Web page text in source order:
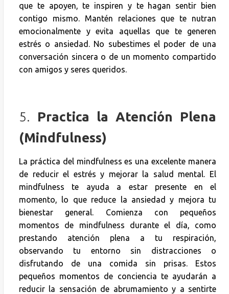
que te apoyen, te inspiren y te hagan sentir bien
contigo mismo. Mantén relaciones que te nutran
emocionalmente y evita aquellas que te generen
estrés o ansiedad. No subestimes el poder de una
conversación sincera o de un momento compartido
con amigos y seres queridos.
5. Practica la Atención Plena
(Mindfulness)
La práctica del mindfulness es una excelente manera
de reducir el estrés y mejorar la salud mental. El
mindfulness te ayuda a estar presente en el
momento, lo que reduce la ansiedad y mejora tu
bienestar general. Comienza con pequeños
momentos de mindfulness durante el día, como
prestando atención plena a tu respiración,
observando tu entorno sin distracciones o
disfrutando de una comida sin prisas. Estos
pequeños momentos de conciencia te ayudarán a
reducir la sensación de abrumamiento y a sentirte